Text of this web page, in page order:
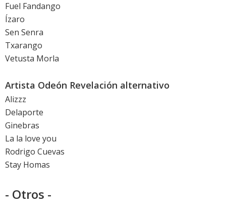
Fuel Fandango
Ízaro
Sen Senra
Txarango
Vetusta Morla
Artista Odeón Revelación alternativo
Alizzz
Delaporte
Ginebras
La la love you
Rodrigo Cuevas
Stay Homas
- Otros -